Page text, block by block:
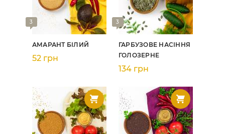
3
АМАРАНТ БІЛИЙ
52 грн
3
ГАРБУЗОВЕ НАСІННЯ
ГОЛОЗЕРНЕ
134 грн